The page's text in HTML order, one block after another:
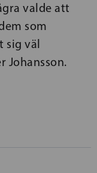
valde att
som
sig väl
Johansson.